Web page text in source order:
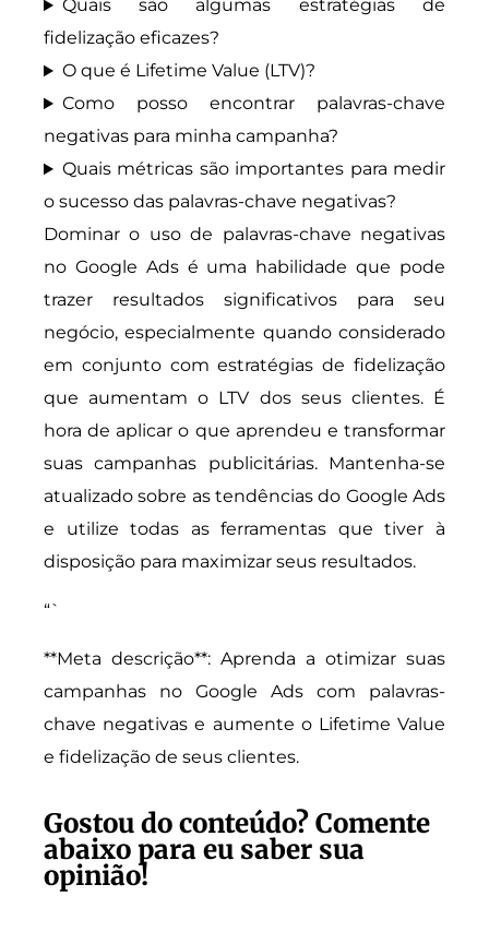
Quais são algumas estratégias de
fidelização eficazes?
O que é Lifetime Value (LTV)?
Como posso encontrar palavras-chave
negativas para minha campanha?
Quais métricas são importantes para medir
o sucesso das palavras-chave negativas?
Dominar o uso de palavras-chave negativas
no Google Ads é uma habilidade que pode
trazer resultados significativos para seu
negócio, especialmente quando considerado
em conjunto com estratégias de fidelização
que aumentam o LTV dos seus clientes. É
hora de aplicar o que aprendeu e transformar
suas campanhas publicitárias. Mantenha-se
atualizado sobre as tendências do Google Ads
e utilize todas as ferramentas que tiver à
disposição para maximizar seus resultados.
“`
**Meta descrição**: Aprenda a otimizar suas
campanhas no Google Ads com palavras-
chave negativas e aumente o Lifetime Value
e fidelização de seus clientes.
Gostou do conteúdo? Comente
abaixo para eu saber sua
opinião!